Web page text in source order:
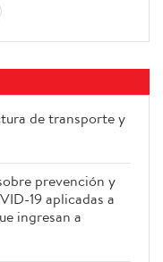
de transporte y
prevención y
19 aplicadas a
ingresan a